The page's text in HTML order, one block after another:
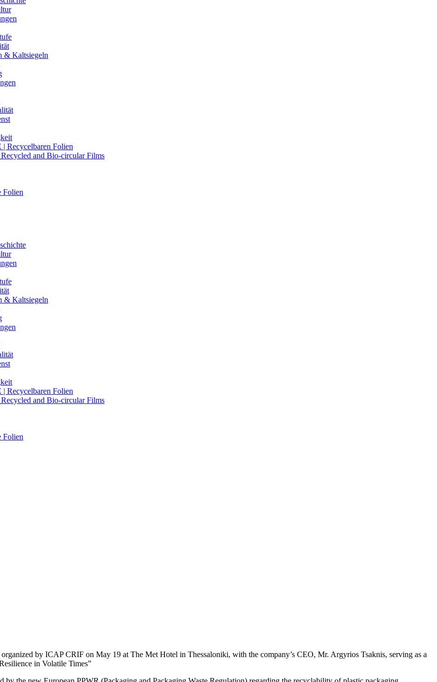
& Kaltsiegeln
Recycelbaren Folien
and Bio-circular Films
Folien
& Kaltsiegeln
Recycelbaren Folien
and Bio-circular Films
Folien
by ICAP CRIF on May 19 at The Met Hotel in Thessaloniki, with the company’s CEO, Mr. Argyrios Tsaknis, serving as a
in Volatile Times”